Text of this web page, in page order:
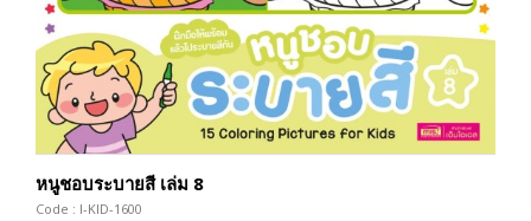
หนูชอบระบายสี เล่ม 8
Code : I-KID-1600